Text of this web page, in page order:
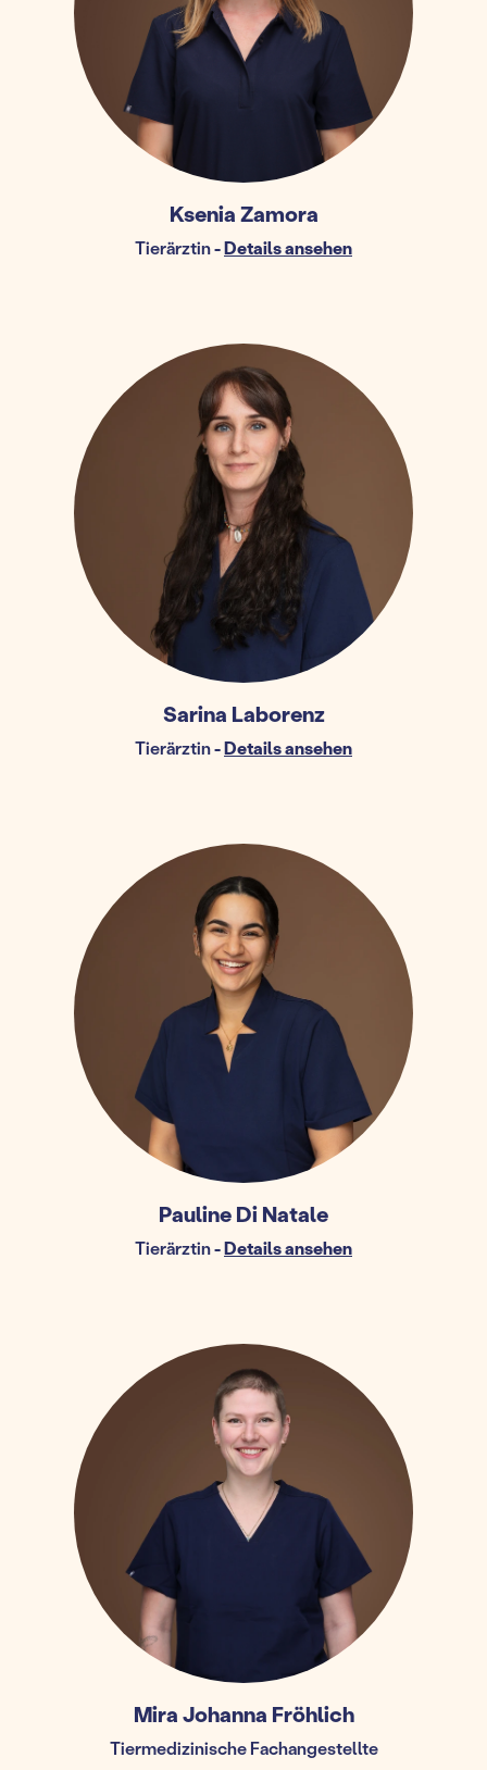
Ksenia Zamora
Tierärztin-Details ansehen
Sarina Laborenz
Tierärztin-Details ansehen
Pauline Di Natale
Tierärztin-Details ansehen
Mira Johanna Fröhlich
Tiermedizinische Fachangestellte